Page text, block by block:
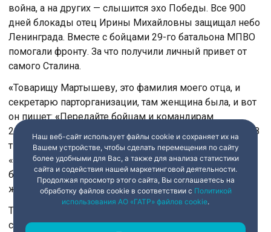
война, а на других — слышится эхо Победы. Все 900
дней блокады отец Ирины Михайловны защищал небо
Ленинграда. Вместе с бойцами 29-го батальона МПВО
помогали фронту. За что получили личный привет от
самого Сталина.
«Товарищу Мартышеву, это фамилия моего отца, и
секретарю парторганизации, там женщина была, и вот
он пишет:«Передайте бойцам и командирам
29 батальона МПВО города Ленинграда, собравшим 68
тысяч 604 рубля на строительство танковой колонны
«Защитник Ленинграда», мой боевой привет и
благодарность Красной армии».Сталин», — рассказала
жительница блокадного Ленинграда Ирина Лебедева.
Телеграмма с подписью Сталина хранится рядом со
старыми немецкими книгами. Их не сожгли даже в
Наш веб-сайт использует файлы cookie и сохраняет их на
Вашем устройстве, чтобы сделать перемещения по сайту
более удобными для Вас, а также для анализа статистики
сайта и содействия нашей маркетинговой деятельности.
Продолжая просмотр этого сайта, Вы соглашаетесь на
обработку файлов cookie в соответствии с Политикой
использования АО «ГАТР» файлов cookie.